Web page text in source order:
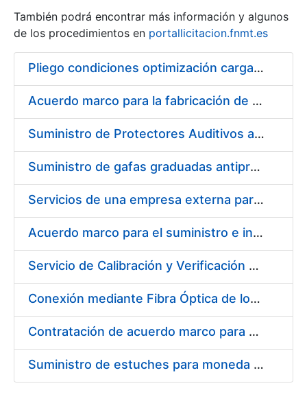
También podrá encontrar más información y algunos
de los procedimientos en portallicitacion.fnmt.es
Pliego condiciones optimización cargas compras firmado
Acuerdo marco para la fabricación de piezas
Suministro de Protectores Auditivos a medida para las personas trabajadoras de los Centros de Trabajo de Madrid y Burgos
Suministro de gafas graduadas antiproyecciones para los trabajadores de la FNMT-RCM en los centros de trabajo de Madrid y Burgos
Servicios de una empresa externa para el asesoramiento y resolución de los recursos de alzada que se presentan relacionados con procesos de selección para la FNMT-RCM
Acuerdo marco para el suministro e instalación de persianas, estores y otros complementos
Servicio de Calibración y Verificación Externa de los Equipos de Medición del Servicio de Prevención de la FNMT-RCM
Conexión mediante Fibra Óptica de los Centros de Proceso de Datos (CPDs) de las sedes de la FNMT-RCM de Burgos y Madrid
Contratación de acuerdo marco para el Suministro de Material de Electricidad para la Fábrica Nacional de Moneda y Timbre-Real Casa de la Moneda en su centro de trabajo de Burgos
Suministro de estuches para moneda de 30 €